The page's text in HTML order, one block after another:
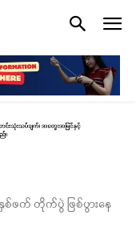
ဖက် တိုက်ပွဲ ဖြစ်ပွားနေ